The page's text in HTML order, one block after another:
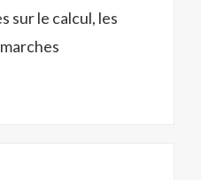
sur le calcul, les